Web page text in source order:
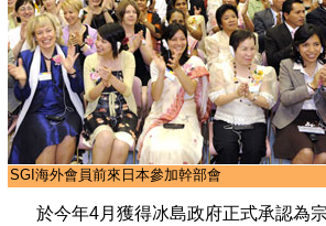
SGI海外會員前來日本參加幹部會
於今年4月獲得冰島政府正式承認為宗